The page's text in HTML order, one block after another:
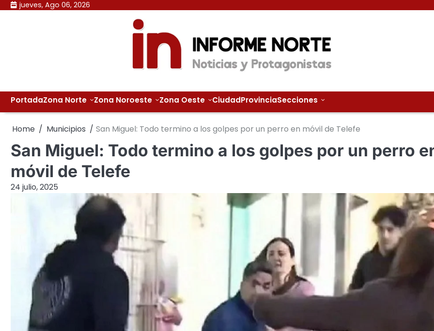
Skip jueves, Ago 06, 2026
PortadaZona Norte Zona Noroeste Zona Oeste CiudadProvinciaSecciones
Home Municipios San Miguel: Todo termino a los golpes por un perro en móvil de Telefe
San Miguel: Todo termino a los golpes por un perro
móvil de Telefe
24 julio, 2025